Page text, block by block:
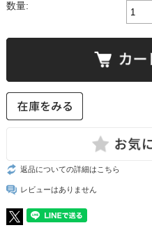
数量:
返品についての詳細はこちら
レビューはありません